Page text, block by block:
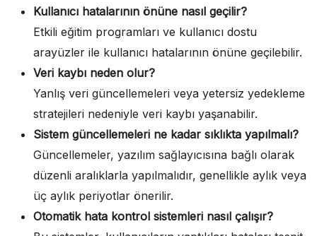
Kullanıcı hatalarının önüne nasıl geçilir?
Etkili eğitim programları ve kullanıcı dostu
arayüzler ile kullanıcı hatalarının önüne geçilebilir.
Veri kaybı neden olur?
Yanlış veri güncellemeleri veya yetersiz yedekleme
stratejileri nedeniyle veri kaybı yaşanabilir.
Sistem güncellemeleri ne kadar sıklıkta yapılmalı?
Güncellemeler, yazılım sağlayıcısına bağlı olarak
düzenli aralıklarla yapılmalıdır, genellikle aylık veya
üç aylık periyotlar önerilir.
Otomatik hata kontrol sistemleri nasıl çalışır?